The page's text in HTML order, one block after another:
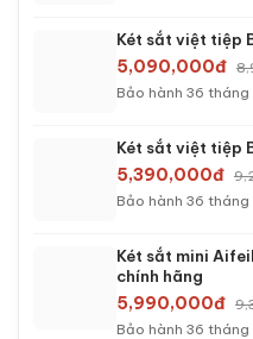
Két sắt việt tiệp
5,090,000đ
Bảo hành 36 tháng
Két sắt việt tiệp
5,390,000đ
Bảo hành 36 tháng
Két sắt mini
chính hãng
5,990,000đ
Bảo hành 36 tháng